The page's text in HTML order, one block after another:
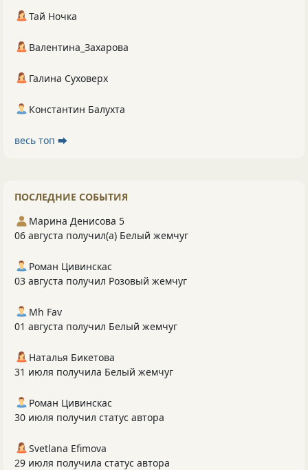
Тай Ночка
Валентина_Захарова
Галина Суховерх
Константин Балухта
весь топ ⮕
ПОСЛЕДНИЕ СОБЫТИЯ
Марина Денисова 5
06 августа получил(а) Белый жемчуг
Роман Цивинскас
03 августа получил Розовый жемчуг
Mh Fav
01 августа получил Белый жемчуг
Наталья Бикетова
31 июля получила Белый жемчуг
Роман Цивинскас
30 июля получил статус автора
Svetlana Efimova
29 июля получила статус автора